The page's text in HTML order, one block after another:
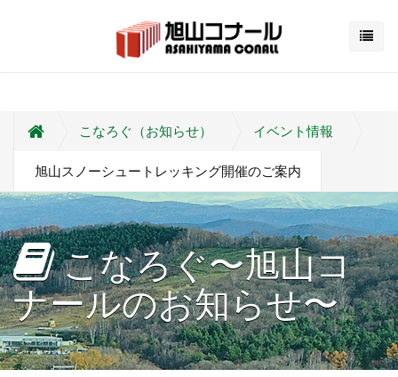
こなろぐ（お知らせ） イベント情報
旭山スノーシュートレッキング開催のご案内
こなろぐ〜旭山コ
ナールのお知らせ〜